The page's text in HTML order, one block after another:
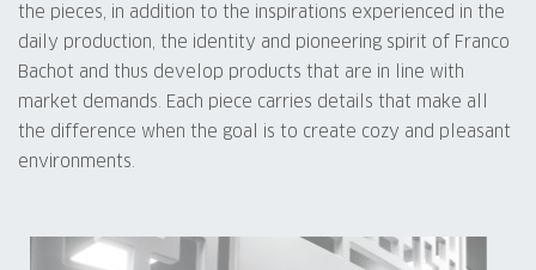
the pieces, in addition to the inspirations experienced in the
daily production, the identity and pioneering spirit of Franco
Bachot and thus develop products that are in line with
market demands. Each piece carries details that make all
the difference when the goal is to create cozy and pleasant
environments.